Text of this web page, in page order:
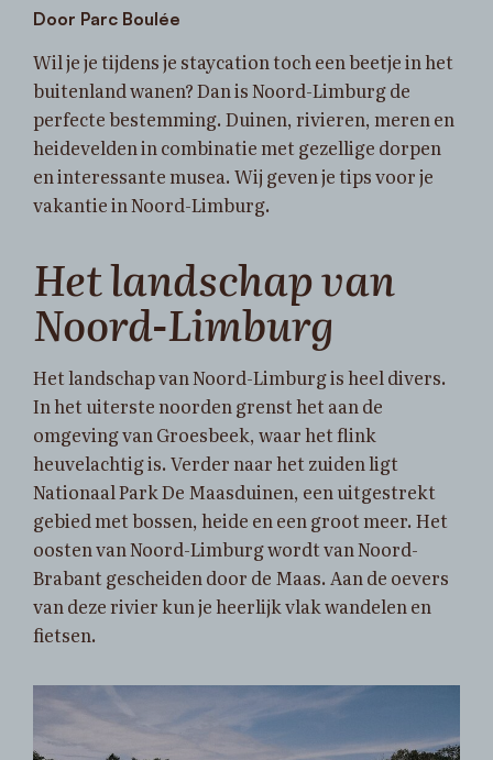
Door Parc Boulée
Wil je je tijdens je staycation toch een beetje in het
buitenland wanen? Dan is Noord-Limburg de
perfecte bestemming. Duinen, rivieren, meren en
heidevelden in combinatie met gezellige dorpen
en interessante musea. Wij geven je tips voor je
vakantie in Noord-Limburg.
Het landschap van
Noord-Limburg
Het landschap van Noord-Limburg is heel divers.
In het uiterste noorden grenst het aan de
omgeving van Groesbeek, waar het flink
heuvelachtig is. Verder naar het zuiden ligt
Nationaal Park De Maasduinen, een uitgestrekt
gebied met bossen, heide en een groot meer. Het
oosten van Noord-Limburg wordt van Noord-
Brabant gescheiden door de Maas. Aan de oevers
van deze rivier kun je heerlijk vlak wandelen en
fietsen.